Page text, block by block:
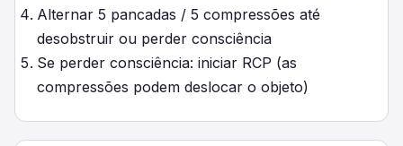
Alternar 5 pancadas / 5 compressões até
desobstruir ou perder consciência
Se perder consciência: iniciar RCP (as
compressões podem deslocar o objeto)